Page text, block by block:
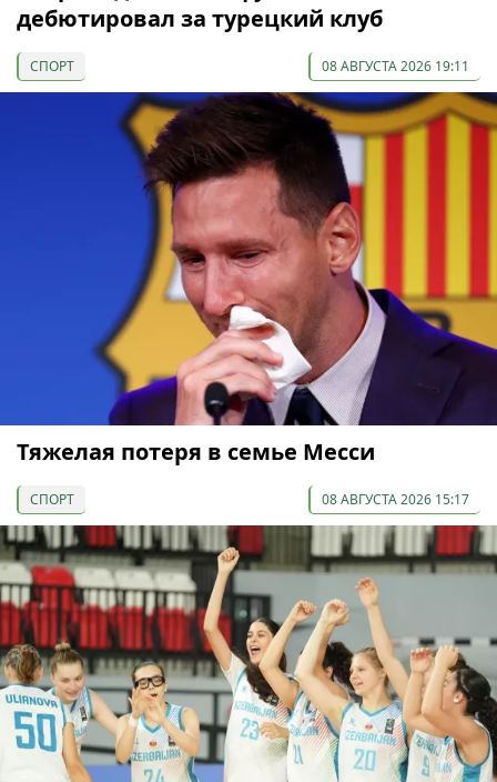
дебютировал за турецкий клуб
СПОРТ 08 АВГУСТА 2026 19:11
Тяжелая потеря в семье Месси
СПОРТ 08 АВГУСТА 2026 15:17